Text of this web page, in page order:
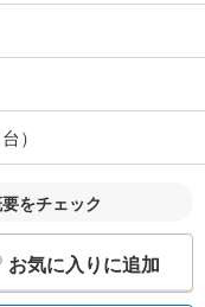
）
をチェック
お気に入りに追加